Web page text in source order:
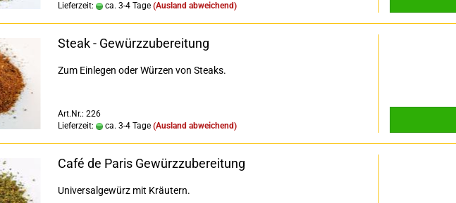
Lieferzeit:
ca. 3-4 Tage (Ausland abweichend)
Steak - Gewürzzubereitung
Zum Einlegen oder Würzen von Steaks.
Art.Nr.: 226
Lieferzeit:
ca. 3-4 Tage (Ausland abweichend)
Café de Paris Gewürzzubereitung
Universalgewürz mit Kräutern.